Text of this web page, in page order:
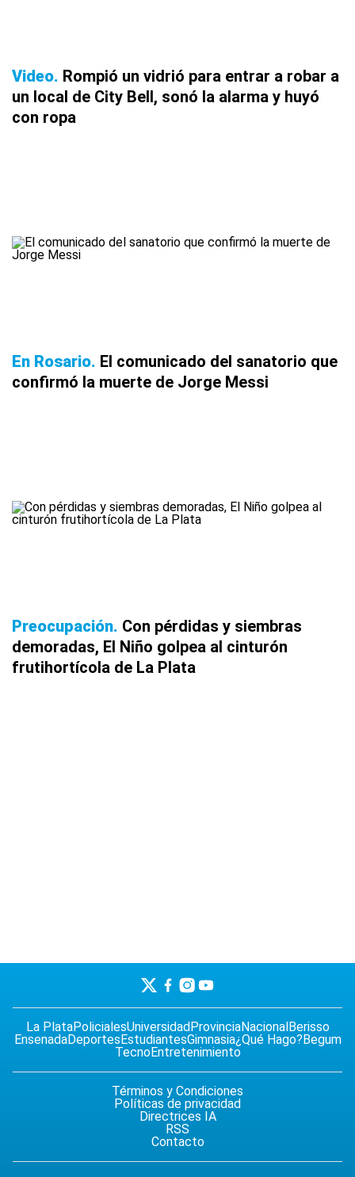
Video Rompió un vidrió para entrar a robar a
un local de City Bell, sonó la alarma y huyó
con ropa
En Rosario El comunicado del sanatorio que
confirmó la muerte de Jorge Messi
Preocupación Con pérdidas y siembras
demoradas, El Niño golpea al cinturón
frutihortícola de La Plata
La PlataPolicialesUniversidadProvinciaNacionalBerisso
EnsenadaDeportesEstudiantesGimnasia¿Qué Hago?Begum
TecnoEntretenimiento
Términos y Condiciones
Políticas de privacidad
Directrices IA
RSS
Contacto